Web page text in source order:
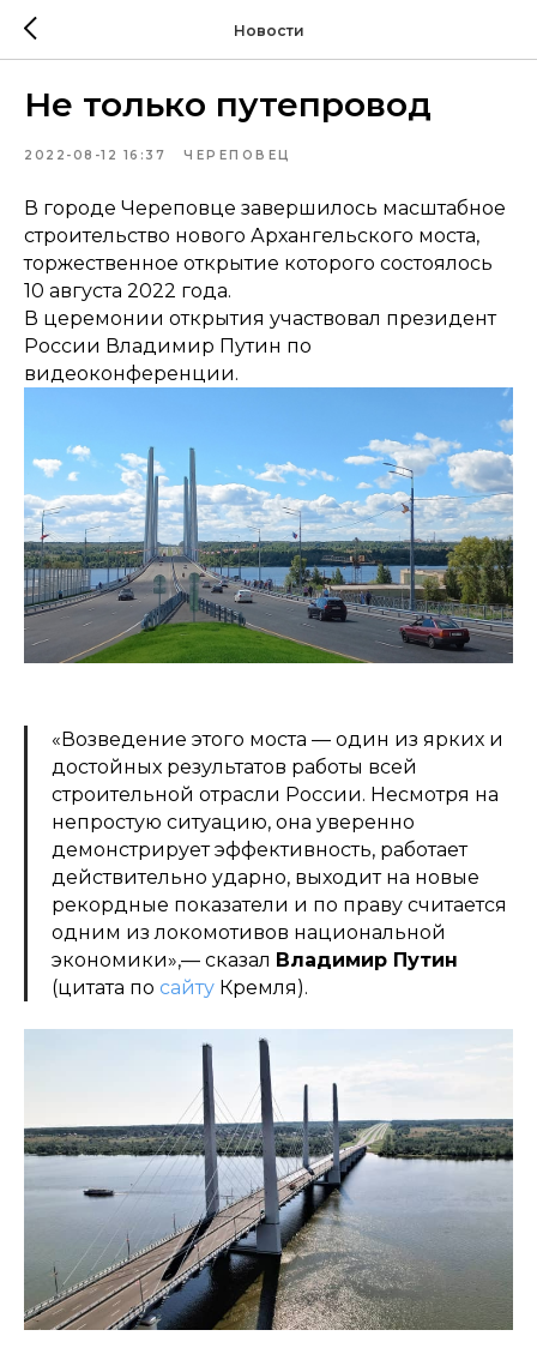
Новости
Не только путепровод
2022-08-12 16:37 ЧЕРЕПОВЕЦ
В городе Череповце завершилось масштабное
строительство нового Архангельского моста,
торжественное открытие которого состоялось
10 августа 2022 года.
В церемонии открытия участвовал президент
России Владимир Путин по
видеоконференции.
«Возведение этого моста — один из ярких и
достойных результатов работы всей
строительной отрасли России. Несмотря на
непростую ситуацию, она уверенно
демонстрирует эффективность, работает
действительно ударно, выходит на новые
рекордные показатели и по праву считается
одним из локомотивов национальной
экономики»,— сказал Владимир Путин
(цитата по сайту Кремля).